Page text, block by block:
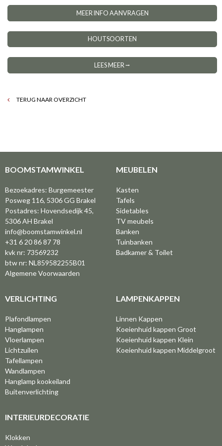
MEER INFO AANVRAGEN
HOUTSOORTEN
LEES MEER ⭢
TERUG NAAR OVERZICHT
BOOMSTAMWINKEL
Bezoekadres: Burgemeester
Posweg 116, 5306 GG Brakel
Postadres: Hovendsedijk 45,
5306 AH Brakel
info@boomstamwinkel.nl
+31 6 20 86 87 78
kvk nr: 73569232
btw nr: NL859582255B01
Algemene Voorwaarden
MEUBELEN
Kasten
Tafels
Sidetables
TV meubels
Banken
Tuinbanken
Badkamer & Toilet
VERLICHTING
Plafondlampen
Hanglampen
Vloerlampen
Lichtzuilen
Tafellampen
Wandlampen
Hanglamp kookeiland
Buitenverlichting
LAMPENKAPPEN
Linnen Kappen
Koeienhuid kappen Groot
Koeienhuid kappen Klein
Koeienhuid kappen Middelgroot
INTERIEURDECORATIE
Klokken